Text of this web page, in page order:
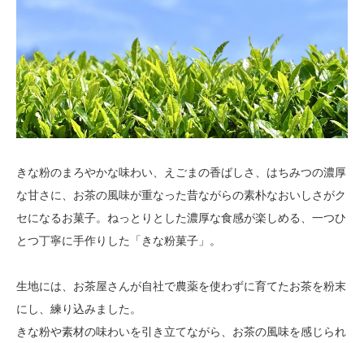
きな粉のまろやかな味わい、えごまの香ばしさ、はちみつの濃厚
な甘さに、お茶の風味が重なった昔ながらの素朴なおいしさがク
セになるお菓子。ねっとりとした濃厚な食感が楽しめる、一つひ
とつ丁寧に手作りした「きな粉菓子」。
生地には、お茶屋さんが自社で農薬を使わずに育てたお茶を粉末
にし、練り込みました。
きな粉や素材の味わいを引き立てながら、お茶の風味を感じられ